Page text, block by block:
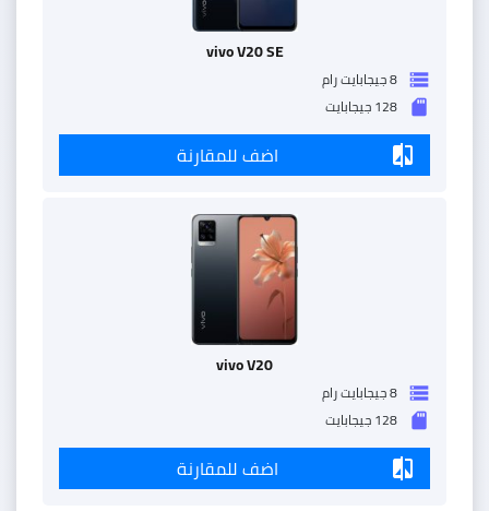
vivo V20 SE
storage 8 جيجابايت رام
sd_storage 128 جيجابايت
compare اضف للمقارنة
vivo V20
storage 8 جيجابايت رام
sd_storage 128 جيجابايت
compare اضف للمقارنة